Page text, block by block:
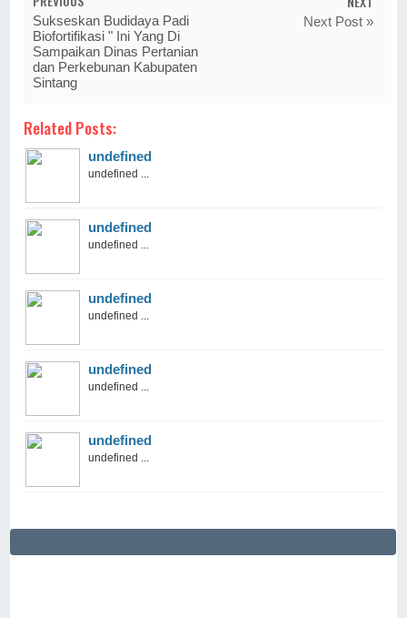
Sukseskan Budidaya Padi
Biofortifikasi " Ini Yang Di
Sampaikan Dinas Pertanian
dan Perkebunan Kabupaten
Sintang
Next Post »
Related Posts:
undefined
undefined ...
undefined
undefined ...
undefined
undefined ...
undefined
undefined ...
undefined
undefined ...